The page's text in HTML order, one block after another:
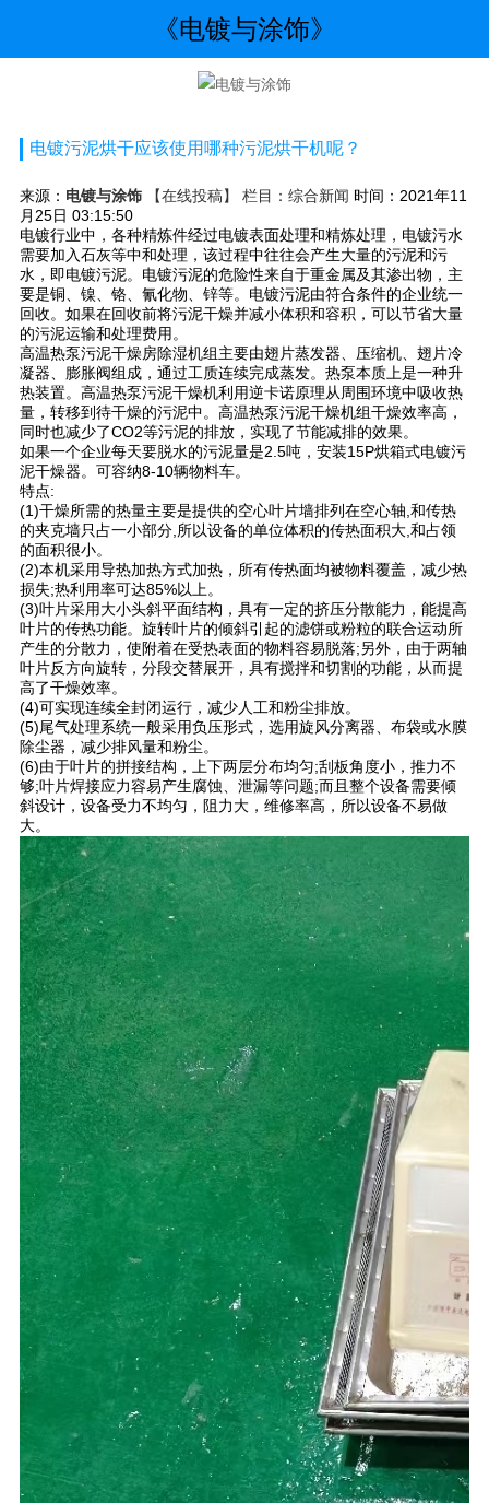
《电镀与涂饰》
电镀污泥烘干应该使用哪种污泥烘干机呢？
来源： 电镀与涂饰 【在线投稿】 栏目： 综合新闻 时间：2021年11
月25日 03:15:50
电镀行业中，各种精炼件经过电镀表面处理和精炼处理，电镀污水
需要加入石灰等中和处理，该过程中往往会产生大量的污泥和污
水，即电镀污泥。电镀污泥的危险性来自于重金属及其渗出物，主
要是铜、镍、铬、氰化物、锌等。电镀污泥由符合条件的企业统一
回收。如果在回收前将污泥干燥并减小体积和容积，可以节省大量
的污泥运输和处理费用。
高温热泵污泥干燥房除湿机组主要由翅片蒸发器、压缩机、翅片冷
凝器、膨胀阀组成，通过工质连续完成蒸发。热泵本质上是一种升
热装置。高温热泵污泥干燥机利用逆卡诺原理从周围环境中吸收热
量，转移到待干燥的污泥中。高温热泵污泥干燥机组干燥效率高，
同时也减少了CO2等污泥的排放，实现了节能减排的效果。
如果一个企业每天要脱水的污泥量是2.5吨，安装15P烘箱式电镀污
泥干燥器。可容纳8-10辆物料车。
特点:
(1)干燥所需的热量主要是提供的空心叶片墙排列在空心轴,和传热
的夹克墙只占一小部分,所以设备的单位体积的传热面积大,和占领
的面积很小。
(2)本机采用导热加热方式加热，所有传热面均被物料覆盖，减少热
损失;热利用率可达85%以上。
(3)叶片采用大小头斜平面结构，具有一定的挤压分散能力，能提高
叶片的传热功能。旋转叶片的倾斜引起的滤饼或粉粒的联合运动所
产生的分散力，使附着在受热表面的物料容易脱落;另外，由于两轴
叶片反方向旋转，分段交替展开，具有搅拌和切割的功能，从而提
高了干燥效率。
(4)可实现连续全封闭运行，减少人工和粉尘排放。
(5)尾气处理系统一般采用负压形式，选用旋风分离器、布袋或水膜
除尘器，减少排风量和粉尘。
(6)由于叶片的拼接结构，上下两层分布均匀;刮板角度小，推力不
够;叶片焊接应力容易产生腐蚀、泄漏等问题;而且整个设备需要倾
斜设计，设备受力不均匀，阻力大，维修率高，所以设备不易做
大。